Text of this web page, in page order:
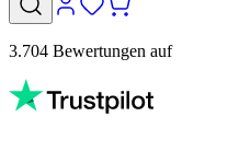
3.704 Bewertungen auf